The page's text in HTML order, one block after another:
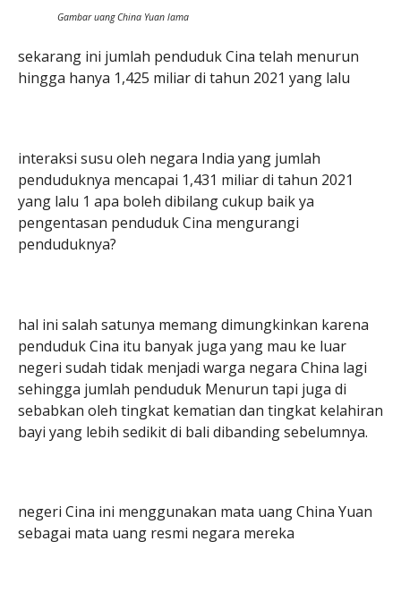
Gambar uang China Yuan lama
sekarang ini jumlah penduduk Cina telah menurun
hingga hanya 1,425 miliar di tahun 2021 yang lalu
interaksi susu oleh negara India yang jumlah
penduduknya mencapai 1,431 miliar di tahun 2021
yang lalu 1 apa boleh dibilang cukup baik ya
pengentasan penduduk Cina mengurangi
penduduknya?
hal ini salah satunya memang dimungkinkan karena
penduduk Cina itu banyak juga yang mau ke luar
negeri sudah tidak menjadi warga negara China lagi
sehingga jumlah penduduk Menurun tapi juga di
sebabkan oleh tingkat kematian dan tingkat kelahiran
bayi yang lebih sedikit di bali dibanding sebelumnya.
negeri Cina ini menggunakan mata uang China Yuan
sebagai mata uang resmi negara mereka